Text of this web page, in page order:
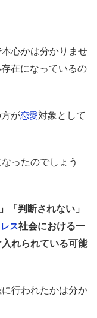
心かは分かりませ
在になっているの
が恋愛対象として
ったのでしょう
「判断されない」
ス社会における一
れられている可能
行われたかは分か